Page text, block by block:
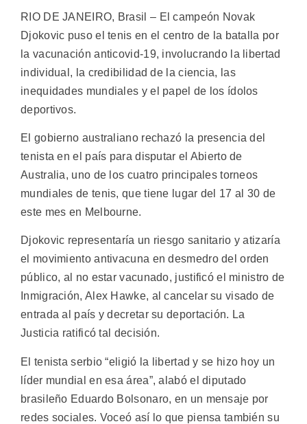
RIO DE JANEIRO, Brasil – El campeón Novak
Djokovic puso el tenis en el centro de la batalla por
la vacunación anticovid-19, involucrando la libertad
individual, la credibilidad de la ciencia, las
inequidades mundiales y el papel de los ídolos
deportivos.
El gobierno australiano rechazó la presencia del
tenista en el país para disputar el Abierto de
Australia, uno de los cuatro principales torneos
mundiales de tenis, que tiene lugar del 17 al 30 de
este mes en Melbourne.
Djokovic representaría un riesgo sanitario y atizaría
el movimiento antivacuna en desmedro del orden
público, al no estar vacunado, justificó el ministro de
Inmigración, Alex Hawke, al cancelar su visado de
entrada al país y decretar su deportación. La
Justicia ratificó tal decisión.
El tenista serbio “eligió la libertad y se hizo hoy un
líder mundial en esa área”, alabó el diputado
brasileño Eduardo Bolsonaro, en un mensaje por
redes sociales. Voceó así lo que piensa también su